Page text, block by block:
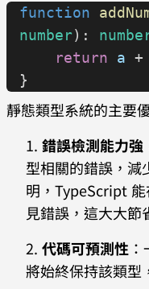
function
number):
    return
a +
}
靜態類型系統的主要
錯誤檢測能力強
型相關的錯誤，減
明，TypeScript
見錯誤，這大大節
代碼可預測性
將始終保持該類型